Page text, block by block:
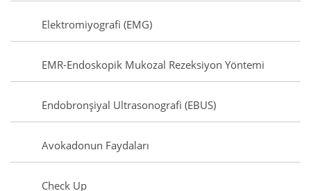
Elektromiyografi (EMG)
EMR-Endoskopik Mukozal Rezeksiyon Yöntemi
Endobronşiyal Ultrasonografi (EBUS)
Avokadonun Faydaları
Check Up